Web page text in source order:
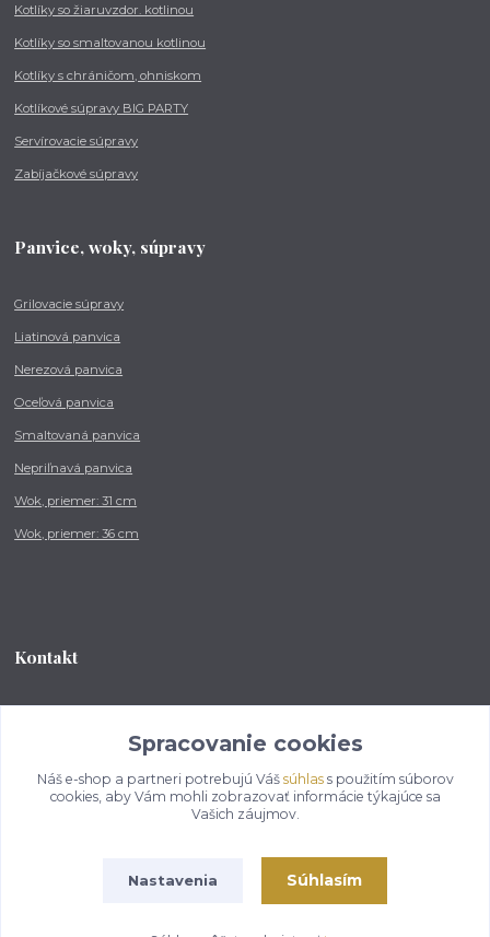
Kotlíky so žiaruvzdor. kotlinou
Kotlíky so smaltovanou kotlinou
Kotlíky s chráničom, ohniskom
Kotlíkové súpravy BIG PARTY
Servírovacie súpravy
Zabíjačkové súpravy
Panvice, woky, súpravy
Grilovacie súpravy
Liatinová panvica
Nerezová panvica
Oceľová panvica
Smaltovaná panvica
Nepriľnavá panvica
Wok, priemer: 31 cm
Wok, priemer: 36 cm
Kontakt
od 8:00 - do 16:00 hod
info@kotlikovesupravy.sk
Spracovanie cookies
Náš e-shop a partneri potrebujú Váš súhlass použitím súborov
cookies, aby Vám mohli zobrazovať informácie týkajúce sa
Vašich záujmov.
Nastavenia Súhlasím